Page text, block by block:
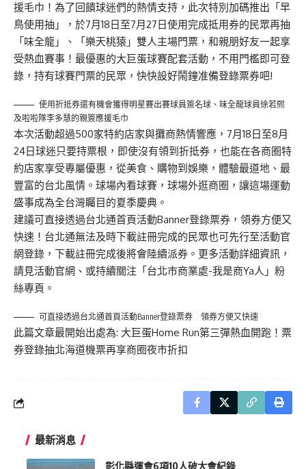
援毛巾！為了回饋球迷們的熱情支持，此次特別加碼推出「早
鳥使用抽」，於7月18日至7月27日使用完成抵用券的民眾再抽
「味全龍」、「樂天桃猿」雙人主場門票，和親朋好友一起享
受熱血賽事！最優惠的大巨蛋球賽配套活動，不用門檻即可登
錄，持有球賽門票的民眾，快快設好鬧鐘准備登錄票券吧!
使用折抵券還有機會獲得明星賽出賽球員簽名球、味全龍球員徐若熙
及啦啦隊李多慧的親簽應援毛巾
本次活動超過500家特約店家與攤商熱情響應，7月18日至8月
24日球迷只要持票根，即使沒有領到折抵券，也能在各商圈特
約店家享受專屬優惠，從美食、購物到娛樂，體驗最道地、最
豐富的台北風情。球場內看球賽，球場外逛商圈，讓這場運動
盛事成為全台灣矚目的夏季慶典。
建議可直接透過台北通首頁活動Banner登錄票券，領券方便又
快速！台北通無法及時下載註冊完成的民眾也可先行至活動官
網登錄，下載註冊完成後將會陸續派券。更多活動詳細資訊，
請見活動官網 、或持續關注「台北市商業處-我是商Ya人 」粉
絲專頁。
可直接透過台北通首頁活動Banner登錄票券 領券方便又快速
此篇文章最開始出處為: 大巨蛋Home Run第三彈熱血開跑！票
券登錄抽北海道機票再享商圈夜市折扣
最新消息
彰化縣運會6項10人破大會紀錄